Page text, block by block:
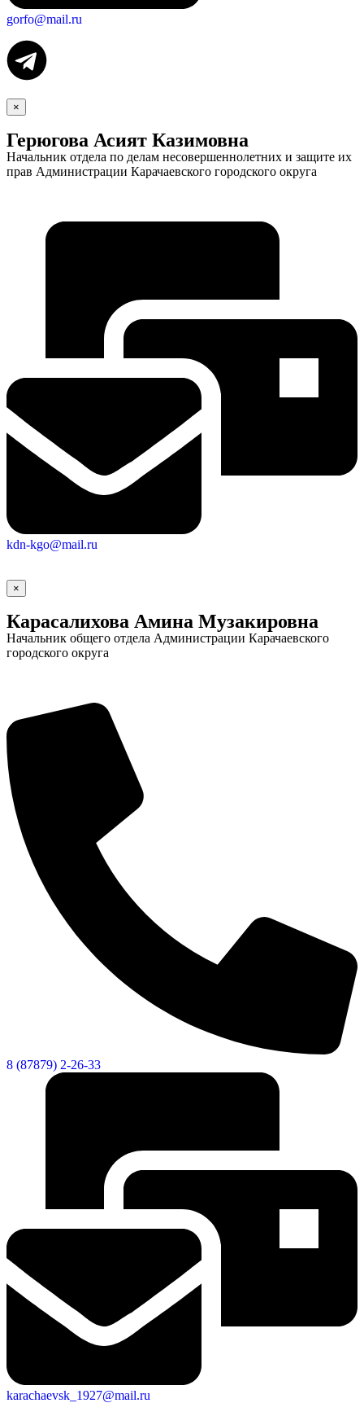
gorfo@mail.ru
×
Герюгова Асият Казимовна
Начальник отдела по делам несовершеннолетних и защите их
прав Администрации Карачаевского городского округа
kdn-kgo@mail.ru
×
Карасалихова Амина Музакировна
Начальник общего отдела Администрации Карачаевского
городского округа
8 (87879) 2-26-33
karachaevsk_1927@mail.ru